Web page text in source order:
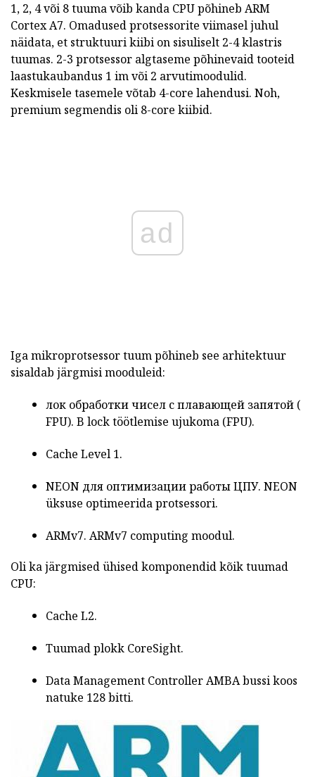
1, 2, 4 või 8 tuuma võib kanda CPU põhineb ARM
Cortex A7. Omadused protsessorite viimasel juhul
näidata, et struktuuri kiibi on sisuliselt 2-4 klastris
tuumas. 2-3 protsessor algtaseme põhinevaid tooteid
laastukaubandus 1 im või 2 arvutimoodulid.
Keskmisele tasemele võtab 4-core lahendusi. Noh,
premium segmendis oli 8-core kiibid.
ad
Iga mikroprotsessor tuum põhineb see arhitektuur
sisaldab järgmisi mooduleid:
лок обработки чисел с плавающей запятой (
FPU). B lock töötlemise ujukoma (FPU).
Cache Level 1.
NEON для оптимизации работы ЦПУ. NEON
üksuse optimeerida protsessori.
ARMv7. ARMv7 computing moodul.
Oli ka järgmised ühised komponendid kõik tuumad
CPU:
Cache L2.
Tuumad plokk CoreSight.
Data Management Controller AMBA bussi koos
natuke 128 bitti.